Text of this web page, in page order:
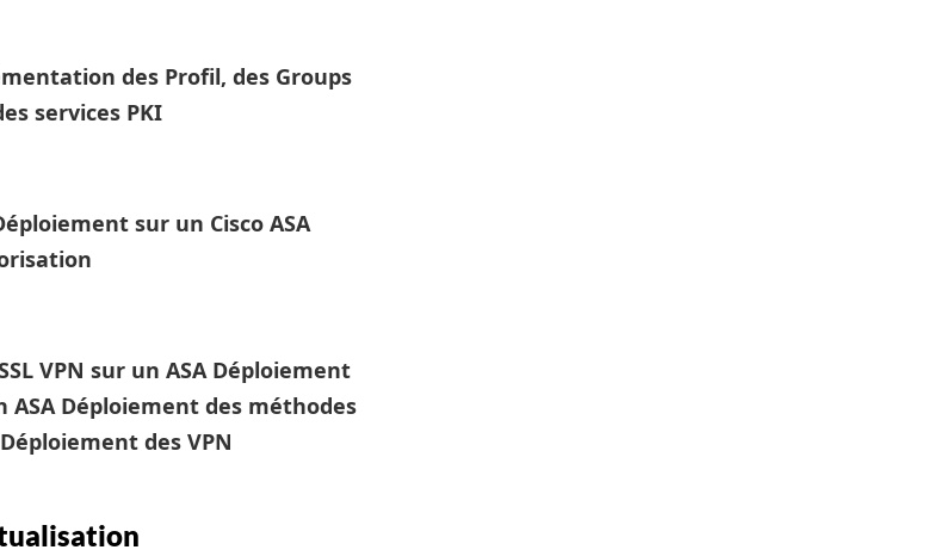
des Profil, des Groups
services PKI
sur un Cisco ASA
VPN sur un ASA Déploiement
ASA Déploiement des méthodes
Déploiement des VPN